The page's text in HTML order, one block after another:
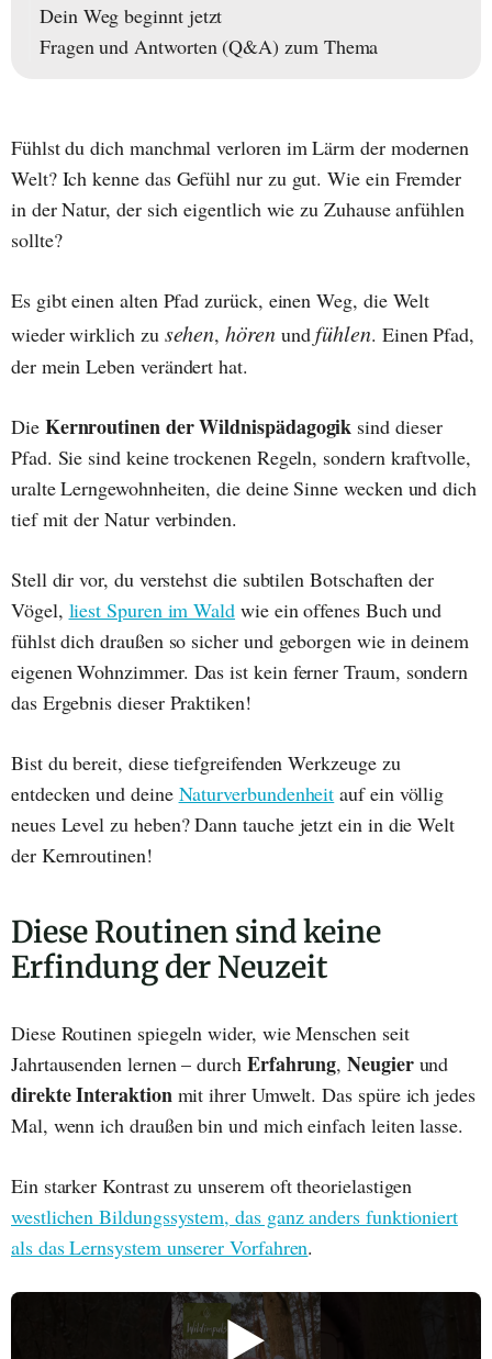
Dein Weg beginnt jetzt
Fragen und Antworten (Q&A) zum Thema
Fühlst du dich manchmal verloren im Lärm der modernen
Welt? Ich kenne das Gefühl nur zu gut. Wie ein Fremder
in der Natur, der sich eigentlich wie zu Zuhause anfühlen
sollte?
Es gibt einen alten Pfad zurück, einen Weg, die Welt
wieder wirklich zu sehen,hörenundfühlen. Einen Pfad,
der mein Leben verändert hat.
Die Kernroutinen der Wildnispädagogik sind dieser
Pfad. Sie sind keine trockenen Regeln, sondern kraftvolle,
uralte Lerngewohnheiten, die deine Sinne wecken und dich
tief mit der Natur verbinden.
Stell dir vor, du verstehst die subtilen Botschaften der
Vögel, liest Spuren im Wald wie ein offenes Buch und
fühlst dich draußen so sicher und geborgen wie in deinem
eigenen Wohnzimmer. Das ist kein ferner Traum, sondern
das Ergebnis dieser Praktiken!
Bist du bereit, diese tiefgreifenden Werkzeuge zu
entdecken und deine Naturverbundenheit auf ein völlig
neues Level zu heben? Dann tauche jetzt ein in die Welt
der Kernroutinen!
Diese Routinen sind keine
Erfindung der Neuzeit
Diese Routinen spiegeln wider, wie Menschen seit
Jahrtausenden lernen – durch Erfahrung,Neugierund
direkte Interaktionmit ihrer Umwelt. Das spüre ich jedes
Mal, wenn ich draußen bin und mich einfach leiten lasse.
Ein starker Kontrast zu unserem oft theorielastigen
westlichen Bildungssystem, das ganz anders funktioniert
als das Lernsystem unserer Vorfahren.
▶️